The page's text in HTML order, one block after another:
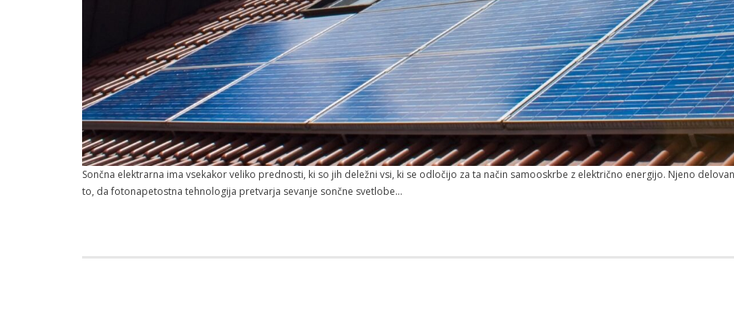
Sončna elektrarna ima vsekakor veliko prednosti, ki so jih deležni vsi, ki se odločijo za ta način samooskrbe z električno energijo. Njeno
to, da fotonapetostna tehnologija pretvarja sevanje sončne svetlobe…